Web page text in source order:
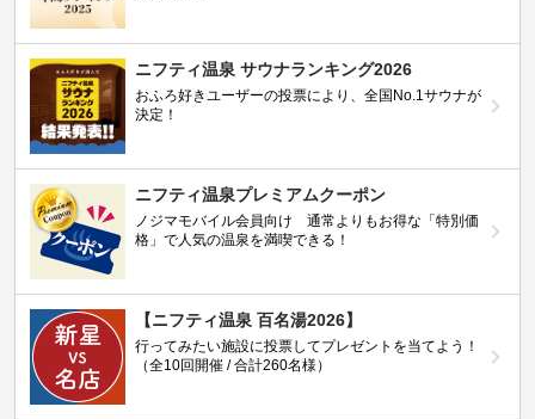
ニフティ温泉 サウナランキング2026
おふろ好きユーザーの投票により、全国No.1サウナが
決定！
ニフティ温泉プレミアムクーポン
ノジマモバイル会員向け 通常よりもお得な「特別価
格」で人気の温泉を満喫できる！
【ニフティ温泉 百名湯2026】
行ってみたい施設に投票してプレゼントを当てよう！
（全10回開催 / 合計260名様）